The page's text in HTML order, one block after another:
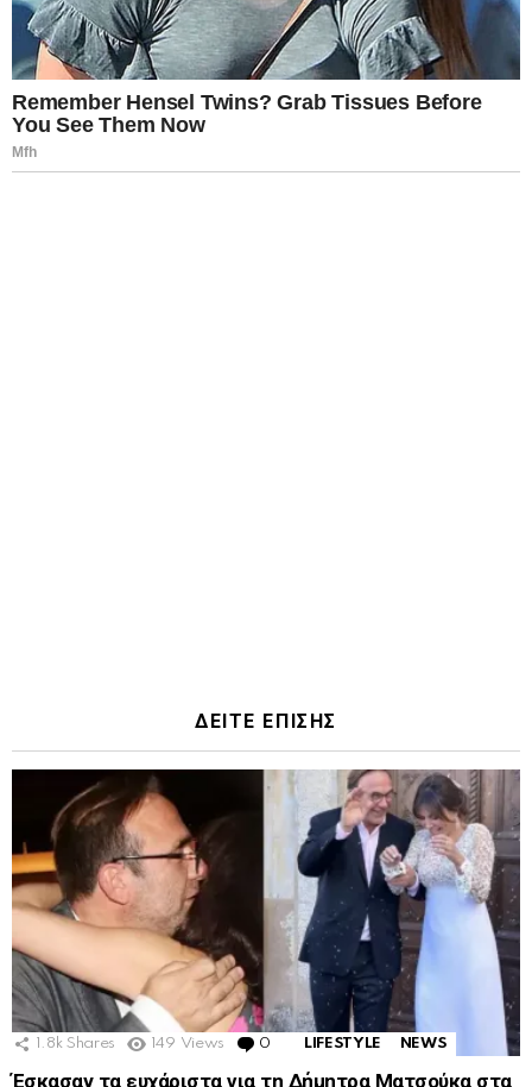
ΔΕΙΤΕ ΕΠΙΣΗΣ
1.8k Shares 149 Views 0 Comments
LIFESTYLE NEWS
Έσκασαν τα ευχάριστα για τη Δήμητρα Ματσούκα στα